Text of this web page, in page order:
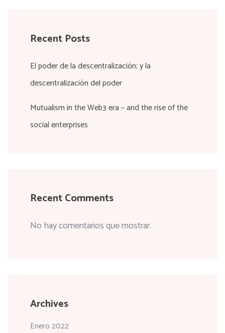
Recent Posts
El poder de la descentralización; y la
descentralización del poder
Mutualism in the Web3 era – and the rise of the
social enterprises
Recent Comments
No hay comentarios que mostrar.
Archives
Enero 2022